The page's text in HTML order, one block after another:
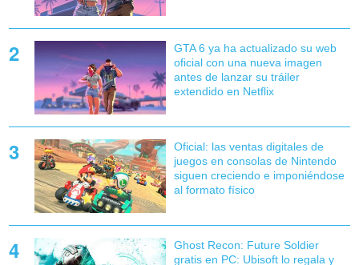
GTA 6 ya ha actualizado su web
oficial con una nueva imagen
antes de lanzar su tráiler
extendido en Netflix
Oficial: las ventas digitales de
juegos en consolas de Nintendo
siguen creciendo e imponiéndose
al formato físico
Ghost Recon: Future Soldier
gratis en PC: Ubisoft lo regala y